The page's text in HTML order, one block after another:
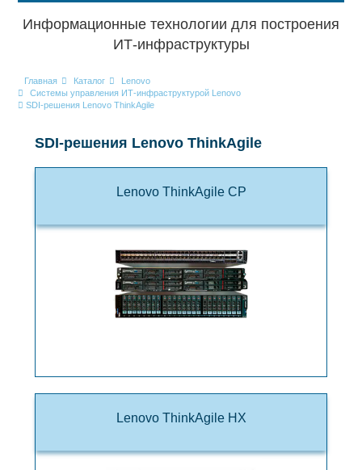
Информационные технологии для построения
ИТ-инфраструктуры
Главная Каталог
Lenovo
Системы управления ИТ-инфраструктурой Lenovo
SDI-решения Lenovo ThinkAgile
SDI-решения Lenovo ThinkAgile
Lenovo ThinkAgile CP
Lenovo ThinkAgile HX